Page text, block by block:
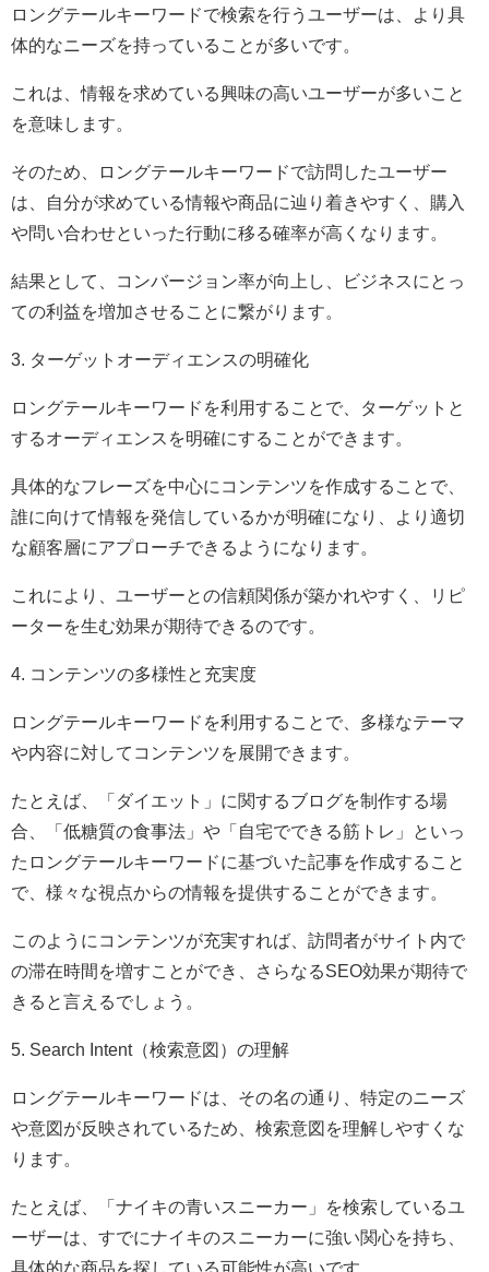
ロングテールキーワードで検索を行うユーザーは、より具
体的なニーズを持っていることが多いです。
これは、情報を求めている興味の高いユーザーが多いこと
を意味します。
そのため、ロングテールキーワードで訪問したユーザー
は、自分が求めている情報や商品に辿り着きやすく、購入
や問い合わせといった行動に移る確率が高くなります。
結果として、コンバージョン率が向上し、ビジネスにとっ
ての利益を増加させることに繋がります。
3. ターゲットオーディエンスの明確化
ロングテールキーワードを利用することで、ターゲットと
するオーディエンスを明確にすることができます。
具体的なフレーズを中心にコンテンツを作成することで、
誰に向けて情報を発信しているかが明確になり、より適切
な顧客層にアプローチできるようになります。
これにより、ユーザーとの信頼関係が築かれやすく、リピ
ーターを生む効果が期待できるのです。
4. コンテンツの多様性と充実度
ロングテールキーワードを利用することで、多様なテーマ
や内容に対してコンテンツを展開できます。
たとえば、「ダイエット」に関するブログを制作する場
合、「低糖質の食事法」や「自宅でできる筋トレ」といっ
たロングテールキーワードに基づいた記事を作成すること
で、様々な視点からの情報を提供することができます。
このようにコンテンツが充実すれば、訪問者がサイト内で
の滞在時間を増すことができ、さらなるSEO効果が期待で
きると言えるでしょう。
5. Search Intent（検索意図）の理解
ロングテールキーワードは、その名の通り、特定のニーズ
や意図が反映されているため、検索意図を理解しやすくな
ります。
たとえば、「ナイキの青いスニーカー」を検索しているユ
ーザーは、すでにナイキのスニーカーに強い関心を持ち、
具体的な商品を探している可能性が高いです。